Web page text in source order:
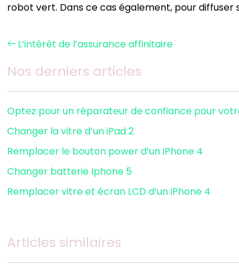
robot vert. Dans ce cas également, pour diffuser
L’intérêt de l’assurance affinitaire
Nos derniers articles
Optez pour un réparateur de confiance pour
Changer la vitre d’un iPad 2
Remplacer le bouton power d’un iPhone 4
Changer batterie Iphone 5
Remplacer vitre et écran LCD d’un iPhone 4
Articles similaires